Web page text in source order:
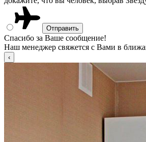
Спасибо за Ваше сообщение!
Наш менеджер свяжется с Вами в